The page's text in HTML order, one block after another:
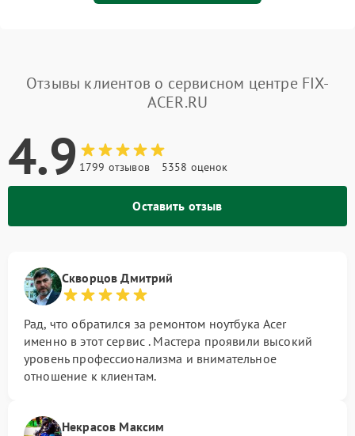
Отзывы клиентов о сервисном центре FIX-
ACER.RU
4.9 1799 отзывов 5358 оценок
Оставить отзыв
Скворцов Дмитрий
Рад, что обратился за ремонтом ноутбука Acer
именно в этот сервис . Мастера проявили высокий
уровень профессионализма и внимательное
отношение к клиентам.
Некрасов Максим